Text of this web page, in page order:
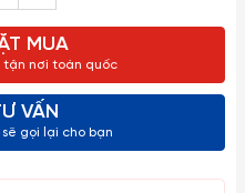
MUA
tận nơi toàn quốc
VẤN
gọi lại cho bạn